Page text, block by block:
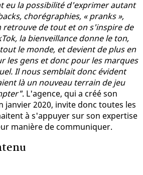
eu la possibilité d'exprimer autant
chorégraphies, « pranks »,
retrouve de tout et on s'inspire de
la bienveillance donne le ton,
le monde, et devient de plus en
les gens et donc pour les marques
Il nous semblait donc évident
là un nouveau terrain de jeu
. L'agence, qui a créé son
janvier 2020, invite donc toutes les
à s'appuyer sur son expertise
manière de communiquer.